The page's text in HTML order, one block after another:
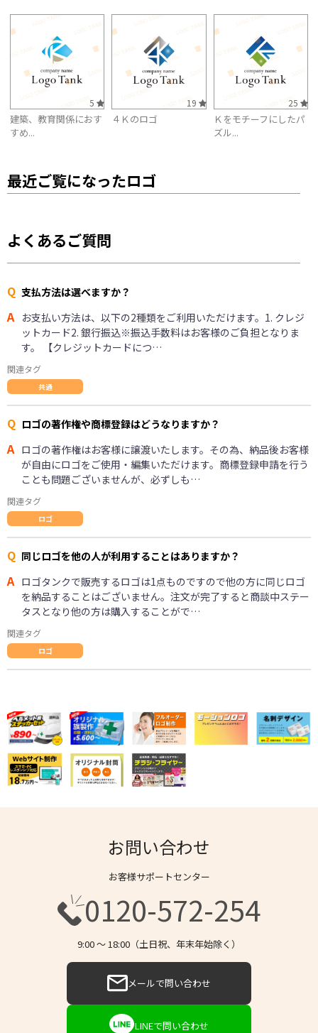
5
建築、教育関係におす
すめ...
19
４Ｋのロゴ
25
Ｋをモチーフにしたパ
ズル...
最近ご覧になったロゴ
よくあるご質問
Q 支払方法は選べますか？
A お支払い方法は、以下の2種類をご利用いただけます。1. クレジ
ットカード2. 銀行振込※振込手数料はお客様のご負担となりま
す。 【クレジットカードにつ…
関連タグ
共通
Q ロゴの著作権や商標登録はどうなりますか？
A ロゴの著作権はお客様に譲渡いたします。その為、納品後お客様
が自由にロゴをご使用・編集いただけます。商標登録申請を行う
ことも問題ございませんが、必ずしも…
関連タグ
ロゴ
Q 同じロゴを他の人が利用することはありますか？
A ロゴタンクで販売するロゴは1点ものですので他の方に同じロゴ
を納品することはございません。注文が完了すると商談中ステー
タスとなり他の方は購入することがで…
関連タグ
ロゴ
お問い合わせ
お客様サポートセンター
0120-572-254
9:00 〜 18:00（土日祝、年末年始除く）
メールで問い合わせ
LINEで問い合わせ